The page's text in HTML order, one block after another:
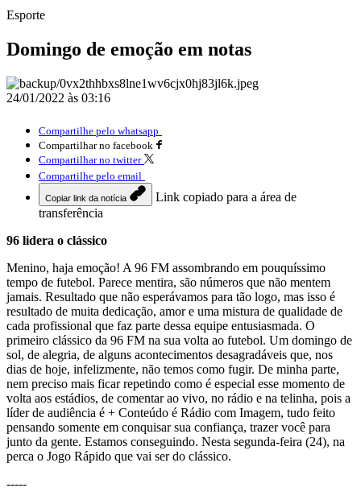
Esporte
Domingo de emoção em notas
24/01/2022 às 03:16
Compartilhe pelo whatsapp
Compartilhar no facebook
Compartilhar no twitter
Compartilhe pelo email
Copiar link da notícia
Link copiado para a área de
transferência
96 lidera o clássico
Menino, haja emoção! A 96 FM assombrando em pouquíssimo
tempo de futebol. Parece mentira, são números que não mentem
jamais. Resultado que não esperávamos para tão logo, mas isso é
resultado de muita dedicação, amor e uma mistura de qualidade de
cada profissional que faz parte dessa equipe entusiasmada. O
primeiro clássico da 96 FM na sua volta ao futebol. Um domingo de
sol, de alegria, de alguns acontecimentos desagradáveis que, nos
dias de hoje, infelizmente, não temos como fugir. De minha parte,
nem preciso mais ficar repetindo como é especial esse momento de
volta aos estádios, de comentar ao vivo, no rádio e na telinha, pois a
líder de audiência é + Conteúdo é Rádio com Imagem, tudo feito
pensando somente em conquisar sua confiança, trazer você para
junto da gente. Estamos conseguindo. Nesta segunda-feira (24), na
perca o Jogo Rápido que vai ser do clássico.
-----